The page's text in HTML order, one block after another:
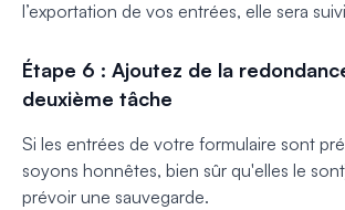
l’exportation de vos entrées, elle sera
Étape 6 : Ajoutez de la
deuxième tâche
Si les entrées de votre formulaire sont
soyons honnêtes, bien sûr qu'elles le
prévoir une sauvegarde.